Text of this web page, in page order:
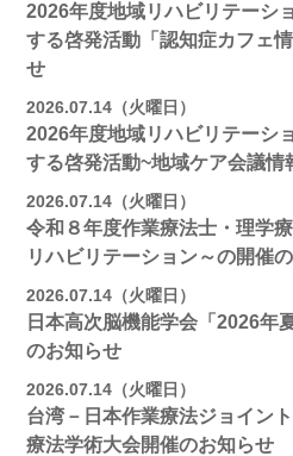
2026年度地域リハビリテーシ
する啓発活動「認知症カフェ
せ
2026.07.14（火曜日）
2026年度地域リハビリテーシ
する啓発活動~地域ケア会議
2026.07.14（火曜日）
令和８年度作業療法士・理学
リハビリテーション～の開催
2026.07.14（火曜日）
日本高次脳機能学会「2026年
のお知らせ
2026.07.14（火曜日）
台湾－日本作業療法ジョイン
療法学術大会開催のお知らせ